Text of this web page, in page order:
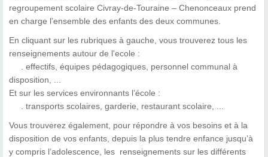
regroupement scolaire Civray-de-Touraine – Chenonceaux prend
en charge l’ensemble des enfants des deux communes.
En cliquant sur les rubriques à gauche, vous trouverez tous les
renseignements autour de l'ecole :
. effectifs, équipes pédagogiques, personnel communal à
disposition, ...
Et sur les services environnants l’école :
. transports scolaires, garderie, restaurant scolaire, ...
Vous trouverez également, pour répondre à vos besoins et à la
disposition de vos enfants, depuis la plus tendre enfance jusqu’à
y compris l’adolescence, les renseignements sur les différents